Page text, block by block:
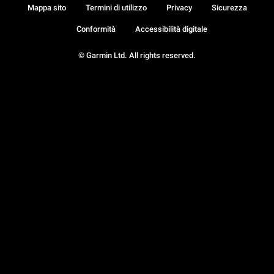
© Garmin Ltd. All rights reserved.
Mappa sito Termini di utilizzo Privacy Sicurezza
Conformità Accessibilità digitale